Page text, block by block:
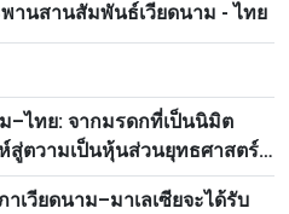
านสานสัมพันธ์เวียดนาม - ไทย
–ไทย: จากมรดกที่เป็นนิมิต
สู่ตวามเป็นหุ้นส่วนยุทธศาสตร์
เวียดนาม–มาเลเซียจะได้รับ